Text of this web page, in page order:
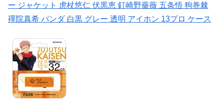
ー ジャケット 虎杖悠仁 伏黒恵 釘崎野薔薇 五条悟 狗巻棘
禪院真希 パンダ 白黒 グレー 透明 アイホン 13プロ ケース